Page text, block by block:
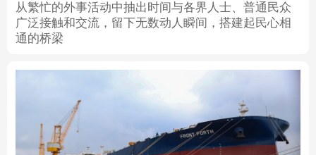
彩票 娱乐 时尚 悦读
公益
地方频道
从繁忙的外事活动中抽出时间与各界人士、普通民众
广泛接触和交流，留下无数动人瞬间，搭建起民心相
通的桥梁